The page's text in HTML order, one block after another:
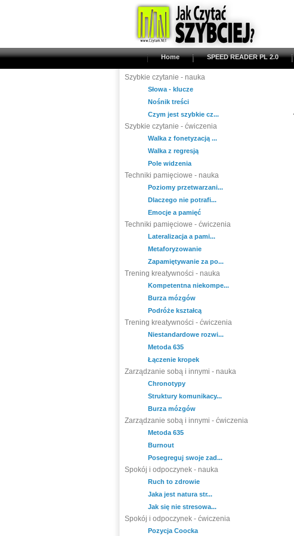
Home SPEED READER PL 2.0
Szybkie czytanie - nauka
Słowa - klucze
Nośnik treści
Czym jest szybkie cz...
Szybkie czytanie - ćwiczenia
Walka z fonetyzacją ...
Walka z regresją
Pole widzenia
Techniki pamięciowe - nauka
Poziomy przetwarzani...
Dlaczego nie potrafi...
Emocje a pamięć
Techniki pamięciowe - ćwiczenia
Lateralizacja a pami...
Metaforyzowanie
Zapamiętywanie za po...
Trening kreatywności - nauka
Kompetentna niekompe...
Burza mózgów
Podróże kształcą
Trening kreatywności - ćwiczenia
Niestandardowe rozwi...
Metoda 635
Łączenie kropek
Zarządzanie sobą i innymi - nauka
Chronotypy
Struktury komunikacy...
Burza mózgów
Zarządzanie sobą i innymi - ćwiczenia
Metoda 635
Burnout
Posegreguj swoje zad...
Spokój i odpoczynek - nauka
Ruch to zdrowie
Jaka jest natura str...
Jak się nie stresowa...
Spokój i odpoczynek - ćwiczenia
Pozycja Coocka